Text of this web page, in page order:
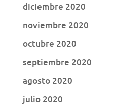
diciembre 2020
noviembre 2020
octubre 2020
septiembre 2020
agosto 2020
julio 2020